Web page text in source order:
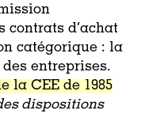
contrats d’achat
catégorique : la
entreprises.
la CEE de 1985
dispositions